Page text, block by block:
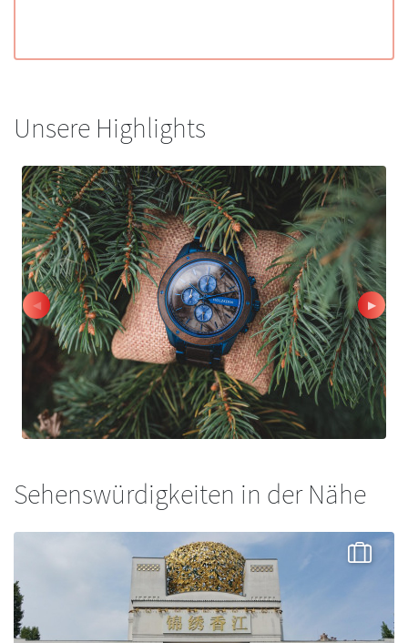
Unsere Highlights
Sehenswürdigkeiten in der Nähe